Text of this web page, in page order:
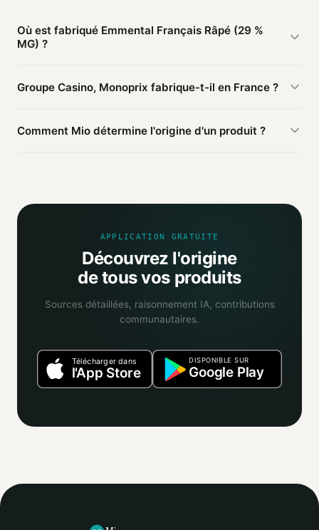
Où est fabriqué Emmental Français Râpé (29 %
MG) ?
Français Râpé (29 % MG) de Groupe Casino, Monoprix est
Groupe Casino, Monoprix fabrique-t-il en France ?
est fabriqué en France.
Comment Mio détermine l'origine d'un produit ?
selon la fiabilité des informations trouvées.
APPLICATION GRATUITE
Découvrez l'origine
de tous vos produits
Sources détaillées, raisonnement IA, contributions
communautaires.
Télécharger dans
l'App Store
DISPONIBLE SUR
Google Play